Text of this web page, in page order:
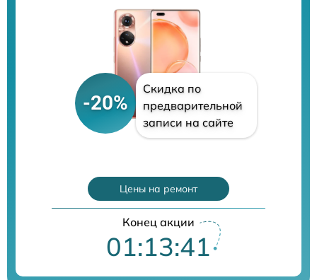
-20%
Скидка по
предварительной
записи на сайте
Цены на ремонт
Конец акции
01:13:40